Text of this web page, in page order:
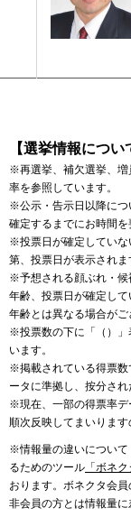
【選挙情報につい
※再選挙、補欠選挙、増
率を参照しています。
※公示・告示日以降につ
確定するまでにお時間を
※投票日が確定していな
第、投票日が表示されま
※予想される顔ぶれ・候
年齢、投票日が確定し
年齢とは異なる場合がご
※投票数の下に「（）」
います。
※掲載されている得票数
ータに準拠し、按分され
※現在、一部の得票率デ
順次反映してまいりま
※情報量の違いについて
るためのツール 「ボネク
おります。ボネクタ会
非会員の方とは情報量に